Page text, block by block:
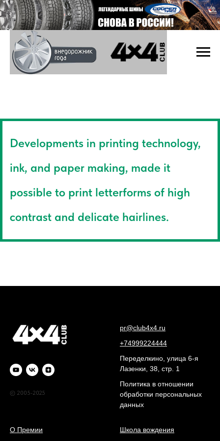
Developments in printing technology,
ink, and paper making, made it
possible to print letterforms of high
contrast and delicate hairlines.
© 2005-2025
pr@club4x4.ru
+74999224444
Переделкино, улица 6-я
Лазенки, 38, стр. 1
Политика в отношении
обработки персональных
данных
О Премии Школа вождения